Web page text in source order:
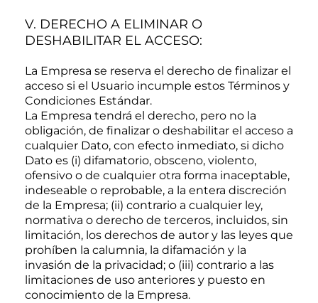
V. DERECHO A ELIMINAR O
DESHABILITAR EL ACCESO:
La Empresa se reserva el derecho de finalizar el
acceso si el Usuario incumple estos Términos y
Condiciones Estándar.
La Empresa tendrá el derecho, pero no la
obligación, de finalizar o deshabilitar el acceso a
cualquier Dato, con efecto inmediato, si dicho
Dato es (i) difamatorio, obsceno, violento,
ofensivo o de cualquier otra forma inaceptable,
indeseable o reprobable, a la entera discreción
de la Empresa; (ii) contrario a cualquier ley,
normativa o derecho de terceros, incluidos, sin
limitación, los derechos de autor y las leyes que
prohíben la calumnia, la difamación y la
invasión de la privacidad; o (iii) contrario a las
limitaciones de uso anteriores y puesto en
conocimiento de la Empresa.